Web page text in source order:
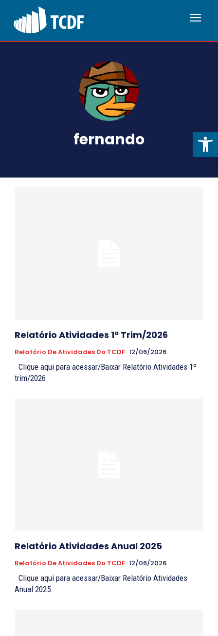
Abrir
fernando
Relatório Atividades 1º Trim/2026
Relatório De Atividades Do TCDF 12/06/2026
Clique aqui para acessar/Baixar Relatório Atividades 1º
trim/2026.
Relatório Atividades Anual 2025
Relatório De Atividades Do TCDF 12/06/2026
Clique aqui para acessar/Baixar Relatório Atividades
Anual 2025.